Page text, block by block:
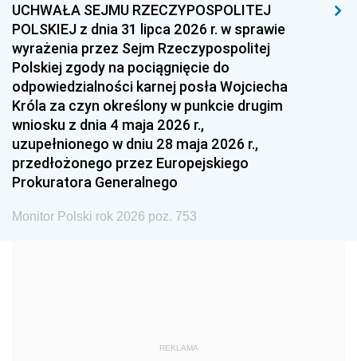
1996 1995 1994
1993 1992 1991
1990 1989
1987 1986 1985
1984 1983
1981 1980 1979
1978 1977
1975 1974
1959
UCHWAŁA SEJMU RZECZYPOSPOLITEJ
POLSKIEJ z dnia 31 lipca 2026 r. w sprawie
wyrażenia przez Sejm Rzeczypospolitej
Polskiej zgody na pociągnięcie do
odpowiedzialności karnej posła Wojciecha
Króla za czyn określony w punkcie drugim
wniosku z dnia 4 maja 2026 r.,
uzupełnionego w dniu 28 maja 2026 r.,
przedłożonego przez Europejskiego
Prokuratora Generalnego
Monitor Polski rok 2026 poz. 753
REKLAMA